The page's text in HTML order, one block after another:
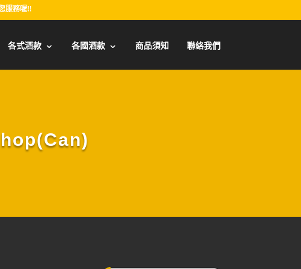
服務喔!!
各式酒款 各國酒款 商品須知 聯絡我們